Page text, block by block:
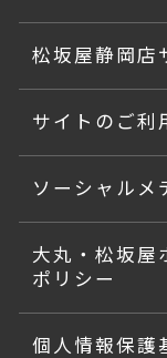
松坂屋静岡店
サイトのご利
ソーシャルメ
大丸・松坂屋
ポリシー
個人情報保護